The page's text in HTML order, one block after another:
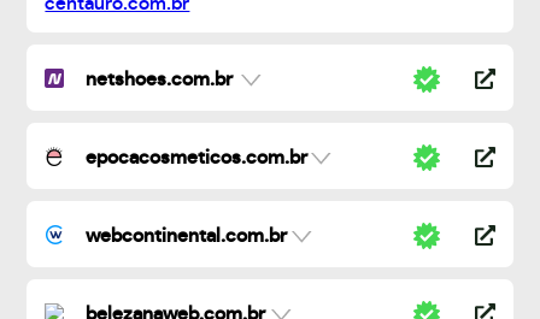
netshoes.com.br
epocacosmeticos.com.br
webcontinental.com.br
belezanaweb.com.br